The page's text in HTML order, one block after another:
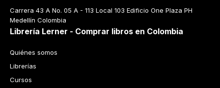
Carrera 43 A No. 05 A - 113 Local 103 Edificio One Plaza PH
Medellín Colombia
Librería Lerner - Comprar libros en Colombia
Quiénes somos
Librerías
Cursos